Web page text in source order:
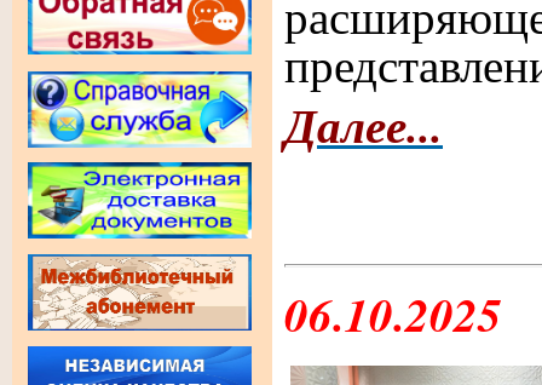
Далее...
06.10.2025